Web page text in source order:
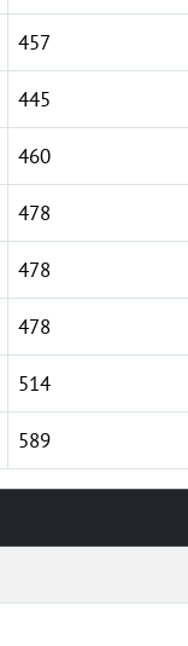
457
445
460
478
478
478
514
589